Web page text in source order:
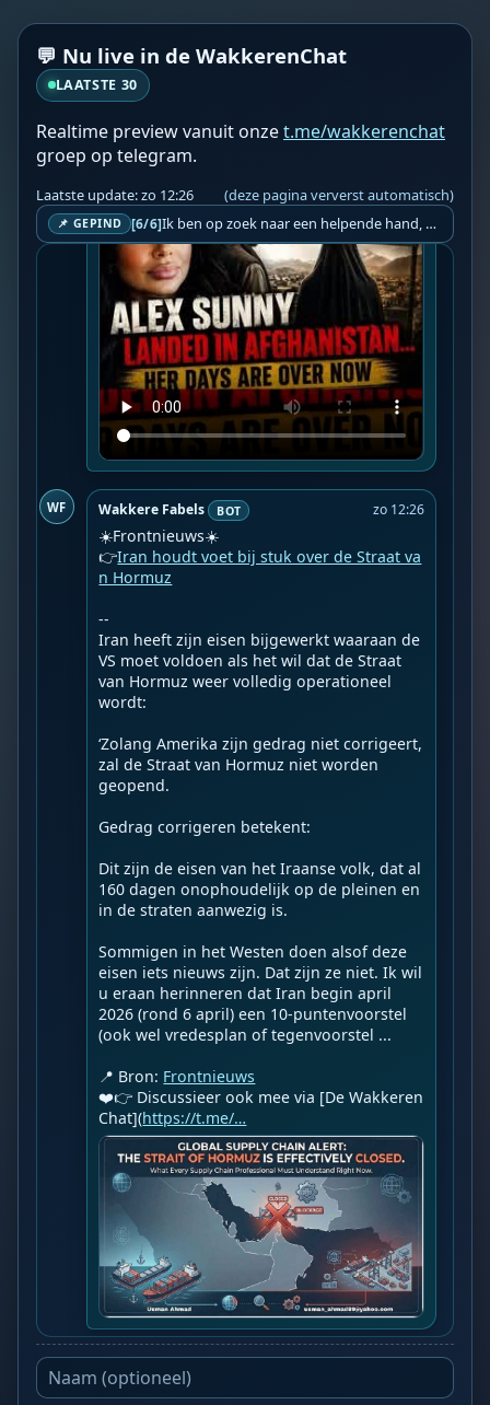
💬 Nu live in de WakkerenChat
LAATSTE 30
Realtime preview vanuit onzet.me/wakkerenchat
groep op telegram.
Laatste update: zo 12:26 (deze pagina ververst automatisch)
📌 GEPIND [6/6] Ik ben op zoek naar een helpende hand, een menselijk oog, een admin die helpt met controleren of de chat wel correct word gemodereerd word door NoMoSpam. 98% gaat automatisch goed, toch ik dit nooit helemaal loslaten en moet er altijd een mens mee blijven opletten bij elke beslissing die gemaakt word. Waar bestaan de werkzaamheden uit? Mee kijken in admin log kanaal naar alle drugs/porno/scams die voorbij komen en in het geval van een randgevalletje, ingrijpen en b.v. een verwijderd maar wel toegestaan bericht terug plaatsen met een druk op de knop. tsja zo banaal en simpel is het gesteld.. Word je hier blij van? Nee. Strookt het je ego? Nee. Word je er beter van? Nee. Kost het veel tijd? Totaal niet, consistentie en regelmaat is belangrijker dan 'er even voor kunnen gaan zitten'.. het werk is in een paar seconden gepiept.. je checkt puur of AI de juiste beslissing heeft gemaakt.. …
📍 Bron:
❤️👉 Discussieer ook mee via
WF Wakkere Fabels BOT zo 12:26
☀️Frontnieuws☀️
👉Iran houdt voet bij stuk over de Straat va
n Hormuz
--
Iran heeft zijn eisen bijgewerkt waaraan de
VS moet voldoen als het wil dat de Straat
van Hormuz weer volledig operationeel
wordt:
‘Zolang Amerika zijn gedrag niet corrigeert,
zal de Straat van Hormuz niet worden
geopend.
Gedrag corrigeren betekent:
Dit zijn de eisen van het Iraanse volk, dat al
160 dagen onophoudelijk op de pleinen en
in de straten aanwezig is.
Sommigen in het Westen doen alsof deze
eisen iets nieuws zijn. Dat zijn ze niet. Ik wil
u eraan herinneren dat Iran begin april
2026 (rond 6 april) een 10-puntenvoorstel
(ook wel vredesplan of tegenvoorstel ...
📍 Bron: Frontnieuws
❤️👉 Discussieer ook mee via [De Wakkeren
Chat](https://t.me/…